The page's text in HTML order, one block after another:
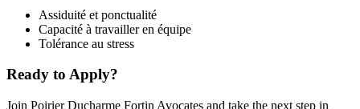
Assiduité et ponctualité
Capacité à travailler en équipe
Tolérance au stress
Ready to Apply?
Join Poirier Ducharme Fortin Avocates and take the next step in